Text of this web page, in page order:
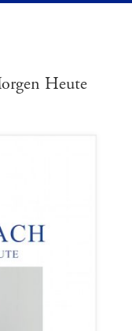
Heute